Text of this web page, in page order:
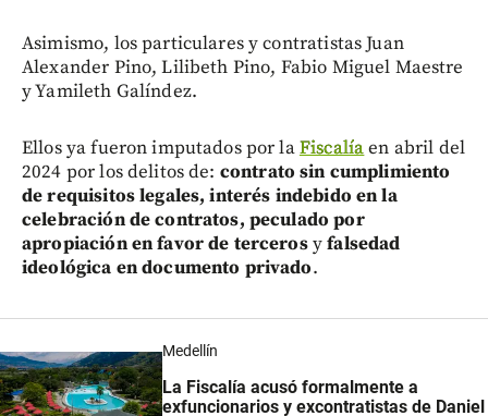
Asimismo, los particulares y contratistas Juan
Alexander Pino, Lilibeth Pino, Fabio Miguel Maestre
y Yamileth Galíndez.
Ellos ya fueron imputados por laFiscalíaen abril del
2024 por los delitos de: contrato sin cumplimiento
de requisitos legales, interés indebido en la
celebración de contratos, peculado por
apropiación en favor de tercerosyfalsedad
ideológica en documento privado.
Medellín
La Fiscalía acusó formalmente a
exfuncionarios y excontratistas de Daniel